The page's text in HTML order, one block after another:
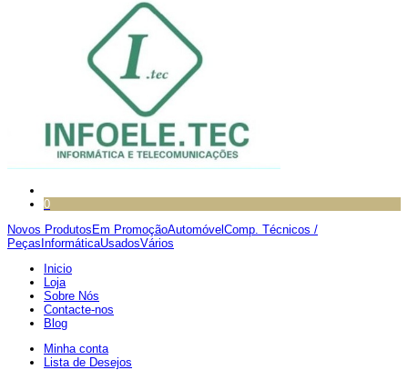
0
Novos Produtos Em PromoçãoAutomóvel Comp. Técnicos /
Peças InformáticaUsadosVários
Inicio
Loja
Sobre Nós
Contacte-nos
Blog
Minha conta
Lista de Desejos